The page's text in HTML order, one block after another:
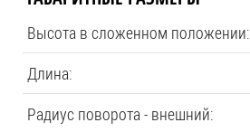
Высота в сложенном положении:
Длина:
Радиус поворота - внешний: